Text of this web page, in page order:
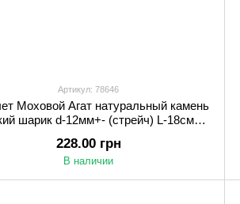
Артикул: 78646
Моховой Агат натуральный камень
шарик d-12мм+- (стрейч) L-18см+-
228.00 грн
В наличии